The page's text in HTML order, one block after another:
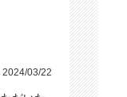
2024/03/22